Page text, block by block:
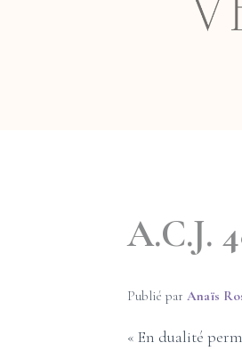
A.C.J.
Publié par Anaïs
« En dualité